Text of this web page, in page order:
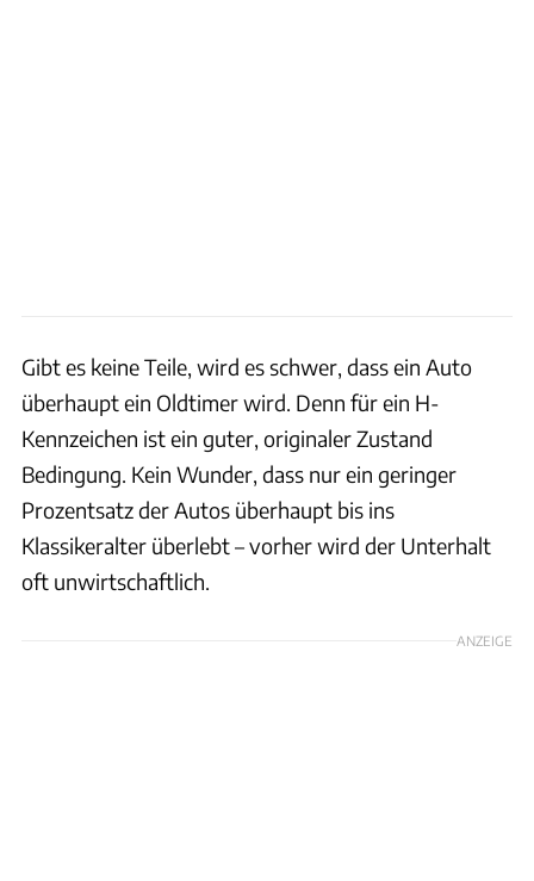
Gibt es keine Teile, wird es schwer, dass ein Auto
überhaupt ein Oldtimer wird. Denn für ein H-
Kennzeichen ist ein guter, originaler Zustand
Bedingung. Kein Wunder, dass nur ein geringer
Prozentsatz der Autos überhaupt bis ins
Klassikeralter überlebt – vorher wird der Unterhalt
oft unwirtschaftlich.
ANZEIGE